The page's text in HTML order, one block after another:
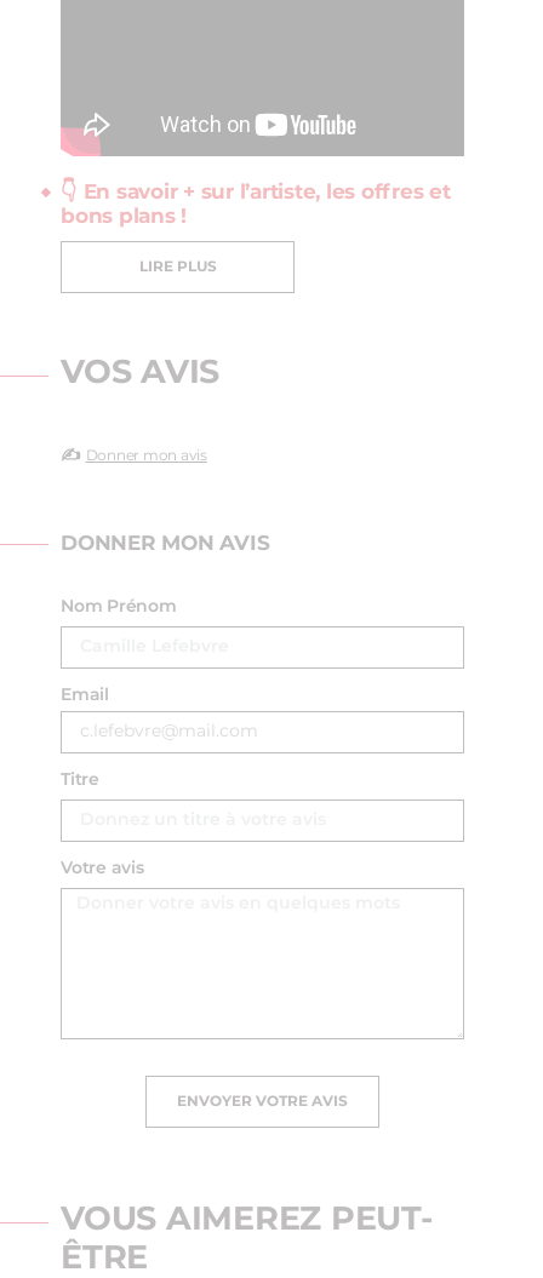
👇 En savoir + sur l’artiste, les offres et
bons plans !
LIRE PLUS
VOS AVIS
✍️ Donner mon avis
DONNER MON AVIS
Nom Prénom
Email
Titre
Votre avis
ENVOYER VOTRE AVIS
VOUS AIMEREZ PEUT-
ÊTRE